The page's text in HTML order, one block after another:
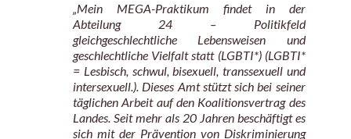
„Mein MEGA-Praktikum findet in der
Abteilung 24 – Politikfeld
gleichgeschlechtliche Lebensweisen und
geschlechtliche Vielfalt statt (LGBTI*) (LGBTI*
= Lesbisch, schwul, bisexuell, transsexuell und
intersexuell.). Dieses Amt stützt sich bei seiner
täglichen Arbeit auf den Koalitionsvertrag des
Landes. Seit mehr als 20 Jahren beschäftigt es
sich mit der Prävention von Diskriminierung